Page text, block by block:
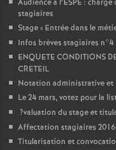
Audience à l’ESPE : charge
stagiaires
Stage « Entrée dans le
Infos brèves stagiaires n°4
ENQUETE CONDITIONS
CRETEIL
Notation administrative et
Le 24 mars, votez pour la
?valuation du stage et
Affectation stagiaires
Titularisation et